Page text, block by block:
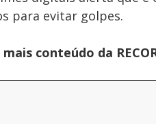
para evitar golpes.
conteúdo da